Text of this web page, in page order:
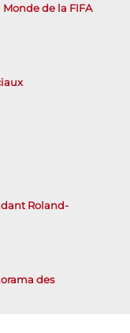
Monde de la FIFA
Roland-
des